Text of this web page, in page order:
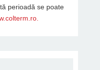
perioadă se poate